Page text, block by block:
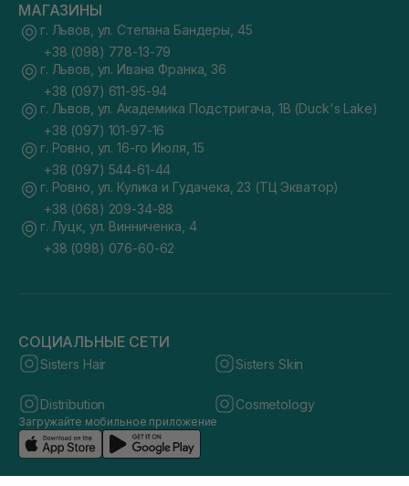
МАГАЗИНЫ
г. Львов, ул. Степана Бандеры, 45
+38 (098) 778-13-79
г. Львов, ул. Ивана Франка, 36
+38 (097) 611-95-94
г. Львов, ул. Академика Подстригача, 1В (Duck's Lake)
+38 (097) 101-97-16
г. Ровно, ул. 16-го Июля, 15
+38 (097) 544-61-44
г. Ровно, ул. Кулика и Гудачека, 23 (ТЦ Экватор)
+38 (068) 209-34-88
г. Луцк, ул. Винниченка, 4
+38 (098) 076-60-62
СОЦИАЛЬНЫЕ СЕТИ
Sisters Hair Sisters Skin
Distribution Cosmetology
Загружайте мобильное приложение